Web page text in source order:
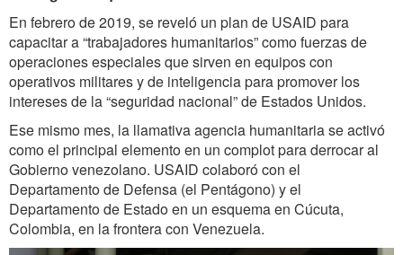
En febrero de 2019, se reveló un plan de USAID para
capacitar a “trabajadores humanitarios” como fuerzas de
operaciones especiales que sirven en equipos con
operativos militares y de inteligencia para promover los
intereses de la “seguridad nacional” de Estados Unidos.
Ese mismo mes, la llamativa agencia humanitaria se activó
como el principal elemento en un complot para derrocar al
Gobierno venezolano. USAID colaboró con el
Departamento de Defensa (el Pentágono) y el
Departamento de Estado en un esquema en Cúcuta,
Colombia, en la frontera con Venezuela.